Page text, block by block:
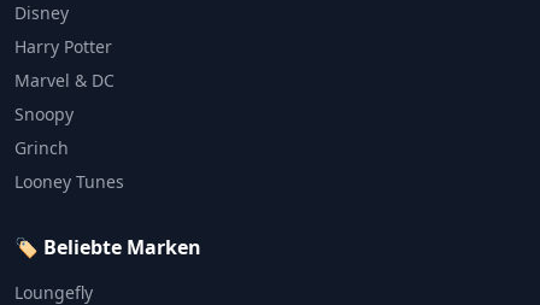
Disney
Harry Potter
Marvel & DC
Snoopy
Grinch
Looney Tunes
🏷️ Beliebte Marken
Loungefly